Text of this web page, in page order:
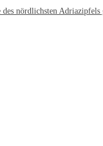
nördlichsten Adriazipfels